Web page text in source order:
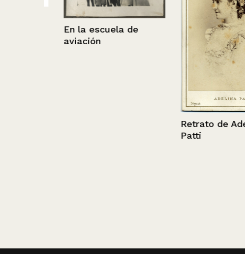
En la escuela de
aviación
Retrato de Adelina
Patti